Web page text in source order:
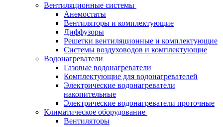
Вентиляционные системы
Анемостаты
Вентиляторы и комплектующие
Диффузоры
Решетки вентиляционные и комплектующие
Системы воздуховодов и комплектующие
Водонагреватели
Газовые водонагреватели
Комплектующие для водонагревателей
Электрические водонагреватели
накопительные
Электрические водонагреватели проточные
Климатическое оборудование
Вентиляторы